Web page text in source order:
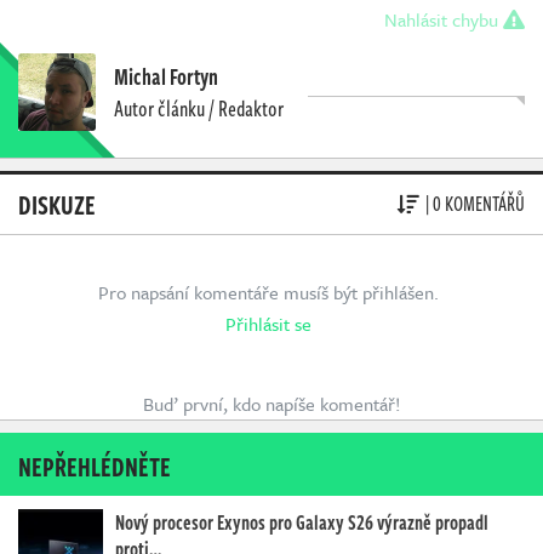
Nahlásit chybu
Michal Fortyn
Autor článku / Redaktor
DISKUZE | 0 KOMENTÁŘŮ
Pro napsání komentáře musíš být přihlášen.
Přihlásit se
Buď první, kdo napíše komentář!
NEPŘEHLÉDNĚTE
Nový procesor Exynos pro Galaxy S26 výrazně propadl